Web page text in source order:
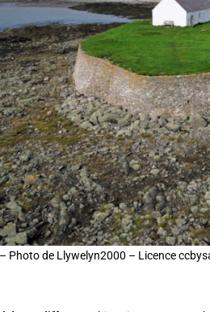
Photo de Llywelyn2000 – Licence